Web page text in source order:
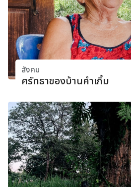
สังคม
ศรัทธาของบ้านคําเกิ้ม